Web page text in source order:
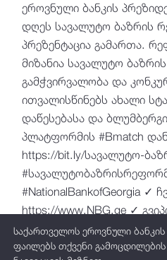
ეროვნული ბანკის
დღეს სავალუტო ბაზრის
პრეზენტაცია გამართა.
მიზანია სავალუტო
გამჭვირვალობა და
ითვალისწინებს ახალი
დაწესებასა და
პლატფორმის #Bmatch
https://bit.ly/სავალუტო-
#NationalBankofGeorgia ✓
https://www.NBG.ge ✓
მედიაში: Facebook -
https://www.fb.com/
საქართველოს ეროვნული ბანკის
ფაილებს თქვენი გამოცდილების